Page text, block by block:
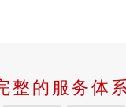
整的服务体